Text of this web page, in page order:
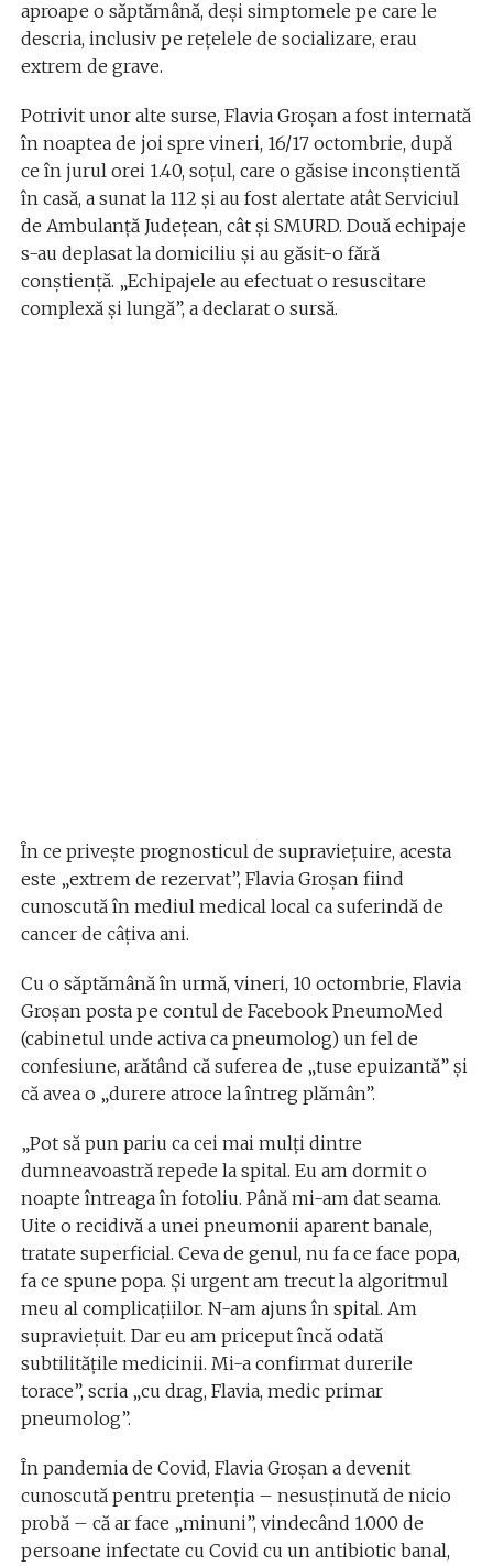
aproape o săptămână, deși simptomele pe care le
descria, inclusiv pe rețelele de socializare, erau
extrem de grave.
Potrivit unor alte surse, Flavia Groșan a fost internată
în noaptea de joi spre vineri, 16/17 octombrie, după
ce în jurul orei 1.40, soțul, care o găsise inconștientă
în casă, a sunat la 112 și au fost alertate atât Serviciul
de Ambulanță Județean, cât și SMURD. Două echipaje
s-au deplasat la domiciliu și au găsit-o fără
conștiență. „Echipajele au efectuat o resuscitare
complexă și lungă”, a declarat o sursă.
În ce privește prognosticul de supraviețuire, acesta
este „extrem de rezervat”, Flavia Groșan fiind
cunoscută în mediul medical local ca suferindă de
cancer de câțiva ani.
Cu o săptămână în urmă, vineri, 10 octombrie, Flavia
Groșan posta pe contul de Facebook PneumoMed
(cabinetul unde activa ca pneumolog) un fel de
confesiune, arătând că suferea de „tuse epuizantă” și
că avea o „durere atroce la întreg plămân”.
„Pot să pun pariu ca cei mai mulți dintre
dumneavoastră repede la spital. Eu am dormit o
noapte întreaga în fotoliu. Până mi-am dat seama.
Uite o recidivă a unei pneumonii aparent banale,
tratate superficial. Ceva de genul, nu fa ce face popa,
fa ce spune popa. Și urgent am trecut la algoritmul
meu al complicațiilor. N-am ajuns în spital. Am
supraviețuit. Dar eu am priceput încă odată
subtilitățile medicinii. Mi-a confirmat durerile
torace”, scria „cu drag, Flavia, medic primar
pneumolog”.
În pandemia de Covid, Flavia Groșan a devenit
cunoscută pentru pretenția – nesusținută de nicio
probă – că ar face „minuni”, vindecând 1.000 de
persoane infectate cu Covid cu un antibiotic banal,